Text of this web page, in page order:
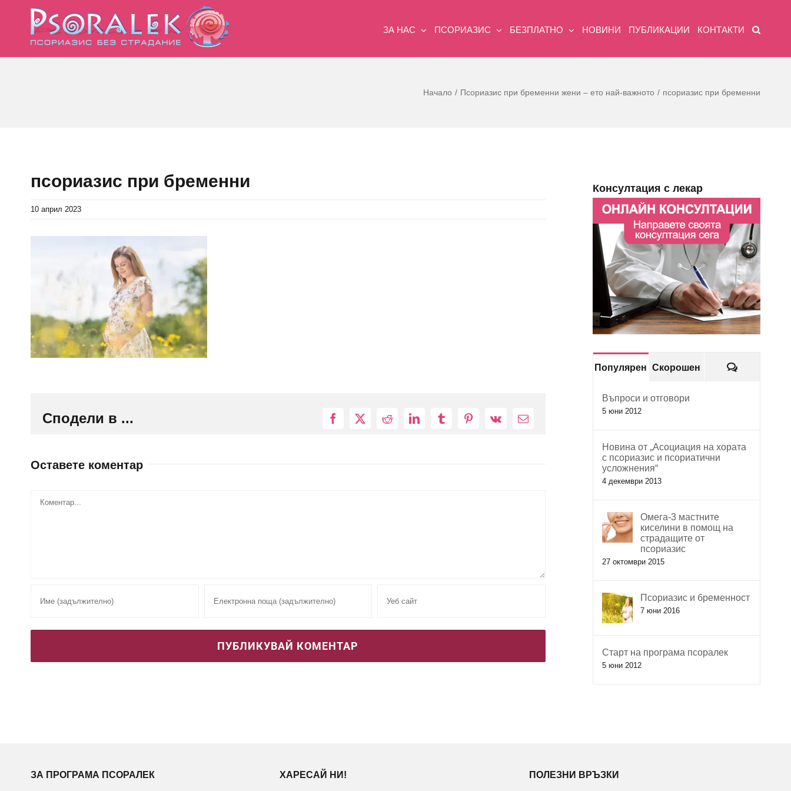
ЗА НАС ПСОРИАЗИС БЕЗПЛАТНО НОВИНИ ПУБЛИКАЦИИ КОНТАКТИ
Начало Псориазис при бременни жени – ето най-важното псориазис при бременни
псориазис при бременни
10 април 2023
Сподели в ... Facebook
X RedditLinkedInTumblrPinterest
Vk
Електронна
Оставете коментар
Консултация с лекар
Популярен Скорошен Коментари
Въпроси и отговори
5 юни 2012
Новина от „Асоциация на хората
с псориазис и псориатични
усложнения“
4 декември 2013
Омега-3 мастните
киселини в помощ на
страдащите от
псориазис
27 октомври 2015
Псориазис и бременност
7 юни 2016
Старт на програма псоралек
5 юни 2012
ЗА ПРОГРАМА ПСОРАЛЕК ХАРЕСАЙ НИ! ПОЛЕЗНИ ВРЪЗКИ